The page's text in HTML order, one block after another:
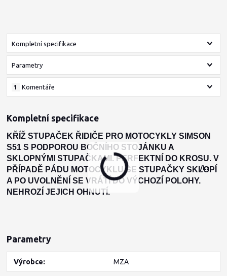
/ks
Kompletní specifikace
Parametry
Komentáře
1
Kompletní specifikace
KŘÍŽ STUPAČEK ŘIDIČE PRO MOTOCYKLY SIMSON
S51 S PODPOROU BOČNÍHO STOJÁNKU A
SKLOPNÝMI STUPAČKAMI. PERFEKTNÍ DO KROSU. V
PŘÍPADĚ PÁDU MOTOCYKLU SE STUPAČKY SKLOPÍ
A PO UVOLNĚNÍ SE VRÁTÍ DO VÝCHOZÍ POLOHY.
NEHROZÍ JEJICH OHNUTÍ.
Parametry
Výrobce MZA